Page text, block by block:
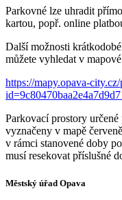
Parkovné lze uhradit
kartou, popř. online
Další možnosti
můžete vyhledat v
https://mapy.opava-
Parkovací prostory
vyznačeny v mapě
v rámci stanovené doby
musí resekovat příslušné
Městský úřad Opava